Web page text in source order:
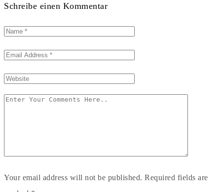
Schreibe einen Kommentar
Your email address will not be published. Required fields are